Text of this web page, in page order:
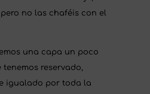
no las chaféis con el
una capa un poco
reservado,
igualado por toda la